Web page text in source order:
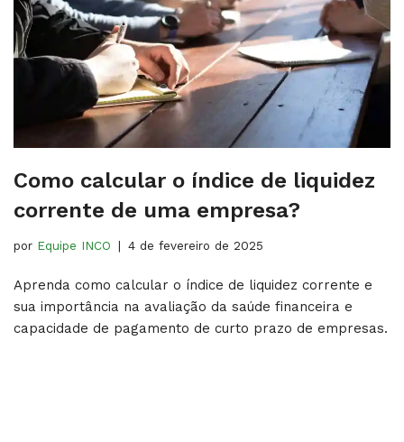
Como calcular o índice de liquidez
corrente de uma empresa?
por Equipe INCO 4 de fevereiro de 2025
Aprenda como calcular o índice de liquidez corrente e
sua importância na avaliação da saúde financeira e
capacidade de pagamento de curto prazo de empresas.